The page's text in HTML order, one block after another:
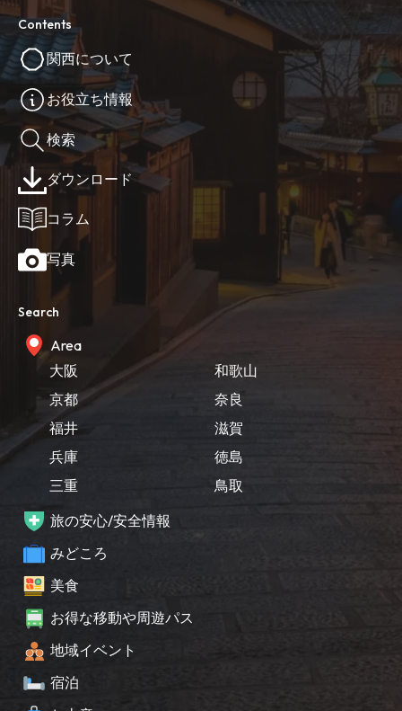
Contents
関西について
お役立ち情報
検索
ダウンロード
コラム
写真
Search
Area
大阪
京都
福井
兵庫
三重
和歌山
奈良
滋賀
徳島
鳥取
旅の安心/安全情報
みどころ
美食
お得な移動や周遊パス
地域イベント
宿泊